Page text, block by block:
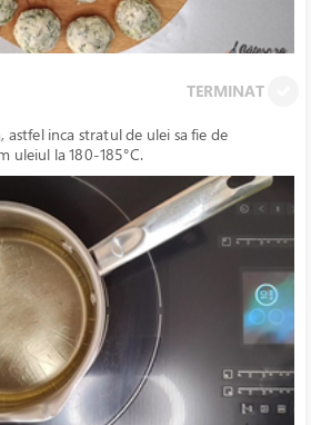
TERMINAT
inca stratul de ulei sa fie de
uleiul la 180-185°C.